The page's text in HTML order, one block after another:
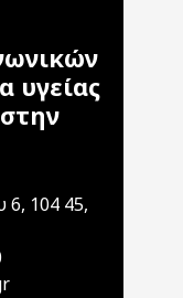
υγείας
6, 104 45,